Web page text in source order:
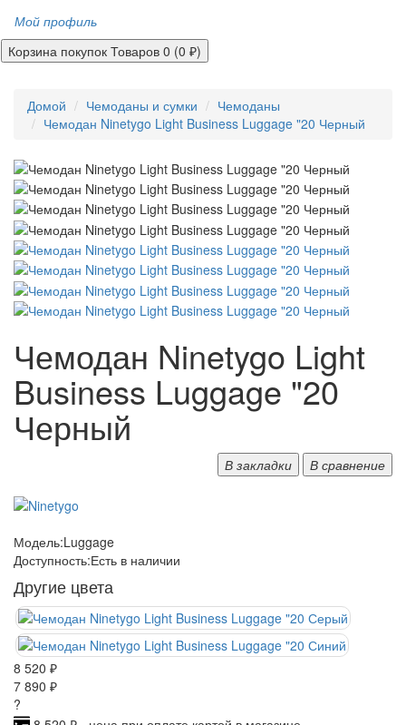
Мой профиль
Корзина покупок Товаров 0 (0 ₽)
Домой Чемоданы и сумки
Чемоданы
Чемодан Ninetygo Light Business Luggage "20 Черный
Чемодан Ninetygo Light
Business Luggage "20
Черный
В закладки В сравнение
Модель:Luggage
Доступность:Есть в наличии
Другие цвета
8 520 ₽
7 890 ₽
?